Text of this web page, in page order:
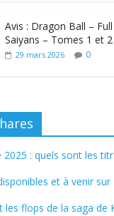
Avis : Dragon Ball –
Saiyans – Tomes 1 et 2
29 mars 2026 0
: quels sont les
et à venir sur
les flops de la saga de